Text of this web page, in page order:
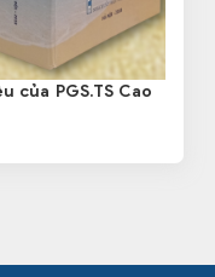
của PGS.TS Cao